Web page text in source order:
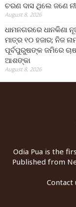
ଚରଣ ଦାସ ଥିଲେ ଜଣେ
August 8, 2026
ଧାମନଗରରେ ଧାନକିଣା
ମାତ୍ର ୧୦ ହଜାର; ନିଜ
ପୂର୍ବପୁରୁଷଙ୍କ ଜମିରେ ଚାଷ
ଆଶଙ୍କା
August 8, 2026
Odia Pua is the
Published from
Contact